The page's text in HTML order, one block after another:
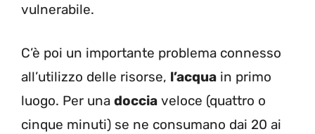
vulnerabile.
C’è poi un importante problema connesso
all’utilizzo delle risorse, l’acqua in primo
luogo. Per una doccia veloce (quattro o
cinque minuti) se ne consumano dai 20 ai